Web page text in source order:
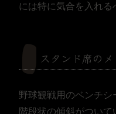
には特に気合を入れる
スタンド席の
野球観戦用のベンチシ
階段状の傾斜がつい